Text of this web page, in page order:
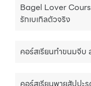
Bagel Lover
รักเบเกิลตัวจริง
คอร์สเรียนทำขนมจีบ